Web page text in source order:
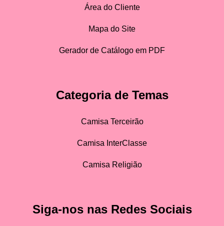
Área do Cliente
Mapa do Site
Gerador de Catálogo em PDF
Categoria de Temas
Camisa Terceirão
Camisa InterClasse
Camisa Religião
Siga-nos nas Redes Sociais